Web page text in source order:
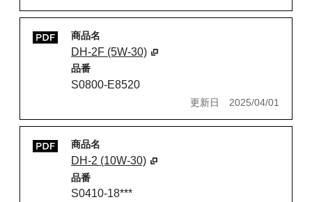
商品名
DH-2F (5W-30)
品番
S0800-E8520
更新日 2025/04/01
商品名
DH-2 (10W-30)
品番
S0410-18***